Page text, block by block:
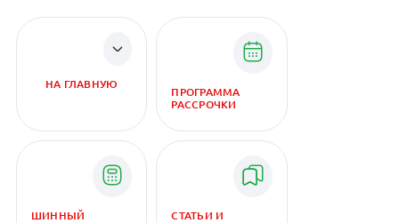
НА ГЛАВНУЮ
ПРОГРАММА
РАССРОЧКИ
ШИННЫЙ
СТАТЬИ И